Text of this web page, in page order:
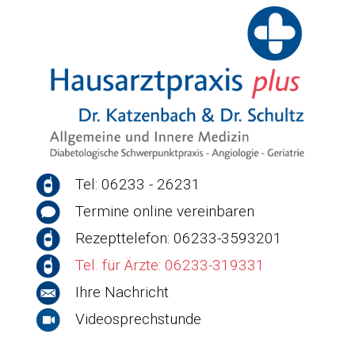
Tel: 06233 - 26231
Termine online vereinbaren
Rezepttelefon: 06233-3593201
Tel. für Ärzte: 06233-319331
Ihre Nachricht
Videosprechstunde